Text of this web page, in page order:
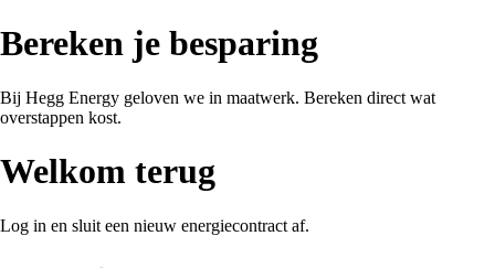
Bereken je besparing
Bij Hegg Energy geloven we in maatwerk. Bereken direct wat
overstappen kost.
Welkom terug
Log in en sluit een nieuw energiecontract af.